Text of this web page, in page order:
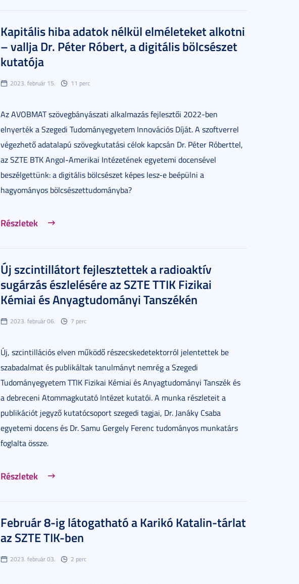
Kapitális hiba adatok nélkül elméleteket alkotni
– vallja Dr. Péter Róbert, a digitális bölcsészet
kutatója
2023. február 15. 11 perc
Az AVOBMAT szövegbányászati alkalmazás fejlesztői 2022-ben
elnyerték a Szegedi Tudományegyetem Innovációs Díját. A szoftverrel
végezhető adatalapú szövegkutatási célok kapcsán Dr. Péter Róberttel,
az SZTE BTK Angol-Amerikai Intézetének egyetemi docensével
beszélgettünk: a digitális bölcsészet képes lesz-e beépülni a
hagyományos bölcsészettudományba?
Részletek
Új szcintillátort fejlesztettek a radioaktív
sugárzás észlelésére az SZTE TTIK Fizikai
Kémiai és Anyagtudományi Tanszékén
2023. február 06. 7 perc
Új, szcintillációs elven működő részecskedetektorról jelentettek be
szabadalmat és publikáltak tanulmányt nemrég a Szegedi
Tudományegyetem TTIK Fizikai Kémiai és Anyagtudományi Tanszék és
a debreceni Atommagkutató Intézet kutatói. A munka részleteit a
publikációt jegyző kutatócsoport szegedi tagjai, Dr. Janáky Csaba
egyetemi docens és Dr. Samu Gergely Ferenc tudományos munkatárs
foglalta össze.
Részletek
Február 8-ig látogatható a Karikó Katalin-tárlat
az SZTE TIK-ben
2023. február 03. 2 perc